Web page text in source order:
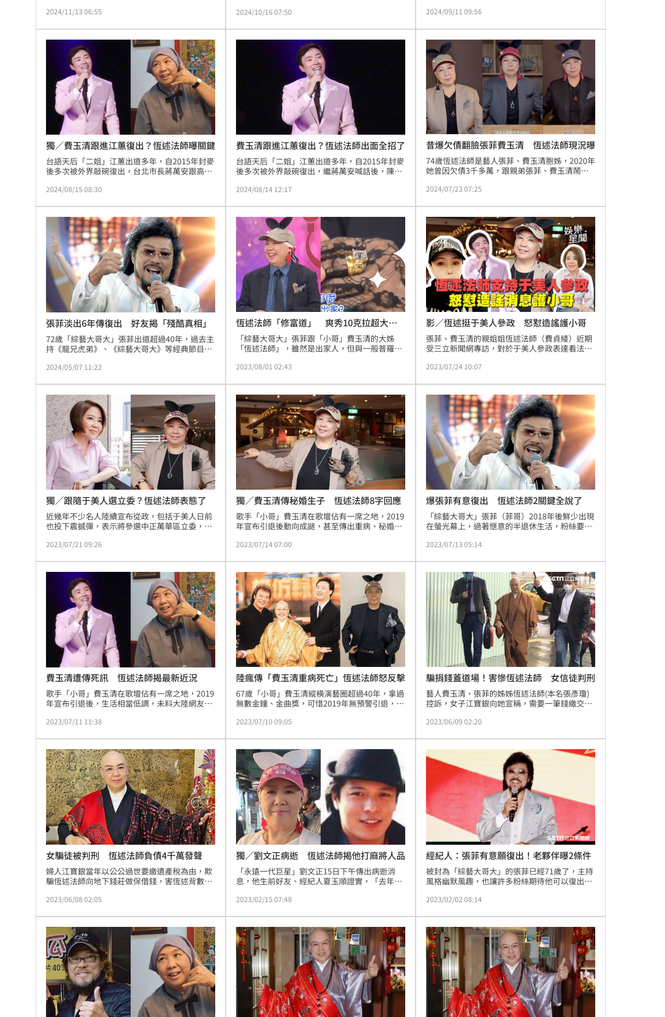
聞風暴。
2024/11/13 06:55
上通告、節目讓更多人了解她不為人知的一面。
中的男神並非劉德華、彭于晏，而是「他」，講
到激動之處更當場獻吻，活潑模樣讓觀眾看了捧
2024/10/16 07:50
也因此看透人生，讓大家不捨震驚。引退4年的
識的江蕙是一個很堅強的人，她也以堅強的意志
克服了一切磨難，祝她從此一路坦途！」如今恆
述法師也回應了。蔡維歆
2024/09/11 09:56
獨／費玉清跟進江蕙復出？恆述法師曝關鍵
台語天后「二姐」江蕙出道多年，自2015年封麥
後多次被外界敲碗復出，台北市長蔣萬安跟高雄
經紀人陳子鴻發聲，坦言「大家心意我都看到
界關注。而她好友「小哥」費玉清是否也會跟進
復出？恆述法師也回應了。蔡維歆
2024/08/15 08:30
費玉清跟進江蕙復出？恆述法師出面全招了
台語天后「二姐」江蕙出道多年，自2015年封麥
後多次被外界敲碗復出，繼蔣萬安喊話後，陳其
蕙透過前經紀人陳子鴻發聲，坦言「大家心意我
消息曝光後引發外界關注。而她好友「小哥」費
玉清是否也會跟進復出？姊姊恆述法師也解答
了。蔡維歆
2024/08/14 12:17
昔爆欠債翻臉張菲費玉清 恆述法師現況曝
74歲恆述法師是藝人張菲、費玉清胞姊，2020年
她曾因欠債3千多萬，跟親弟張菲、費玉清鬧出
述法師透露自己靠著直播間神豪幫助下，已將債
近況，在2021年創立「自在禪宗」的她，目前人
在大陸直播弘法，要數月後才會返回台灣。而近
期她在社群恆開了「述看～橫豎人生」專欄中可
看到，她弘法時不忘戴著有兔耳朵帽、流蘇耳環
及寶石項
2024/07/23 07:25
張菲淡出6年傳復出 好友揭「殘酷真相」
72歲「綜藝大哥大」張菲出道超過40年，過去主
持《龍兄虎弟》、《綜藝大哥大》等經典節目被
不少網友關心起他的近況。這些年他有意重回演
未勸過對方回歸，更直言他的時代已經過去。
2024/05/07 11:22
恆述法師「修富道」 爽秀10克拉超大鑽
戒
「綜藝大哥大」張菲跟「小哥」費玉清的大姊
「恆述法師」，雖然是出家人，但與一般普羅大
修的是富道」，最近她上節目公開身上行頭，總
導
2023/08/01 02:43
影／恆述挺于美人參政 怒懟造謠護小哥
張菲、費玉清的親姐姐恆述法師（費貞綾）近期
受三立新聞網專訪，對於于美人參政表達看法，
開放式回應，針對小哥費玉清不實的小道消息，
2023/07/24 10:07
獨／跟隨于美人選立委？恆述法師表態了
近幾年不少名人陸續宣布從政，包括于美人日前
也投下震撼彈，表示將參選中正萬華區立委，引
貞綾），39歲突然皈依佛門，並淡出螢光幕，成
見其成，至於自己日後是否有意願參選？恆述法
師也鬆口表態了。
2023/07/21 09:26
獨／費玉清傳秘婚生子 恆述法師8字回應
歌手「小哥」費玉清在歌壇佔有一席之地，2019
年宣布引退後動向成謎，甚至傳出重病、秘婚、
闢謠，並透露他與江蕙的真實關係。
2023/07/14 07:00
爆張菲有意復出 恆述法師2關鍵全說了
「綜藝大哥大」張菲（菲哥）2018年後鮮少出現
在螢光幕上，過著愜意的半退休生活，粉絲要非
的動向，也希望有一天能復出演藝圈，對此，張
可能復出。林呈育報導
2023/07/13 05:14
費玉清遭傳死訊 恆述法師揭最新近況
歌手「小哥」費玉清在歌壇佔有一席之地，2019
年宣布引退後，生活相當低調，未料大陸網友近
本看不清楚正臉的病床照，引起熱議。對此親姐
「真實近況」。
2023/07/11 11:38
陸瘋傳「費玉清重病死亡」恆述法師怒反擊
67歲「小哥」費玉清縱橫演藝圈超過40年，拿過
無數金鐘、金曲獎，可惜2019年無預警引退，令
中國大陸近日卻瘋傳「費玉清烏龍死訊」，面對
師也不忍了，出面怒斥「可惡透了」同時也曝光
張菲的反應。
2023/07/10 09:05
騙捐錢蓋道場！害慘恆述法師 女信徒判刑
藝人費玉清、張菲的姊姊恆述法師(本名張彥瓊)
控訴，女子江寶銀向她宣稱，需要一筆錢繳交遺
道場，沒想到恆述法師因此還幫江女向地下錢莊
地方法院審理後，依詐欺取財罪，判處江婦1年2
月有期徒刑。
2023/06/09 02:20
女騙徒被判刑 恆述法師負債4千萬發聲
婦人江寶銀當年以公公過世要繳遺產稅為由，欺
騙恆述法師向地下錢莊做保借錢，害恆述背數千
刑，未扣案的不法所得377萬元宣告沒收。對
饒人處且饒人，所以在庭上有向法官替江女求
情。蔡維歆／台北報導
2023/06/08 02:05
獨／劉文正病逝 恆述法師揭他打麻將人品
「永遠一代巨星」劉文正15日下午傳出病逝消
息，他生前好友、經紀人夏玉順證實，「去年11
對此，秀場相識超過30年的「恆述法師」（費貞
次打麻將，印象很深刻，他一次輸了5、6萬也堅
持不再上訴，個性很大器、不會斤斤計較。」
2023/02/15 07:48
經紀人：張菲有意願復出！老夥伴曝2條件
被封為「綜藝大哥大」的張菲已經71歲了，主持
風格幽默風趣，也讓許多粉絲期待他可以復出主
透露張菲有在考慮，但考慮年齡的問題。根據
實張菲的確有意願，不過還是要看機會和緣分。
2023/02/02 08:14